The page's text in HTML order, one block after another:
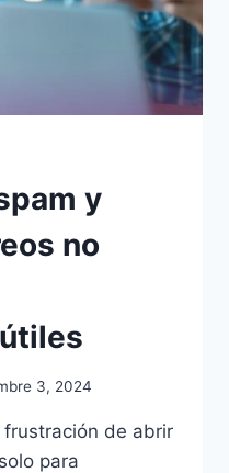
y
no
3, 2024
de abrir
para